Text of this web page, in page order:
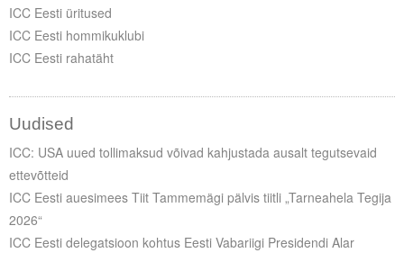
ICC Eesti üritused
ICC Eesti hommikuklubi
ICC Eesti rahatäht
Uudised
ICC: USA uued tollimaksud võivad kahjustada ausalt tegutsevaid
ettevõtteid
ICC Eesti auesimees Tiit Tammemägi pälvis tiitli „Tarneahela Tegija
2026“
ICC Eesti delegatsioon kohtus Eesti Vabariigi Presidendi Alar